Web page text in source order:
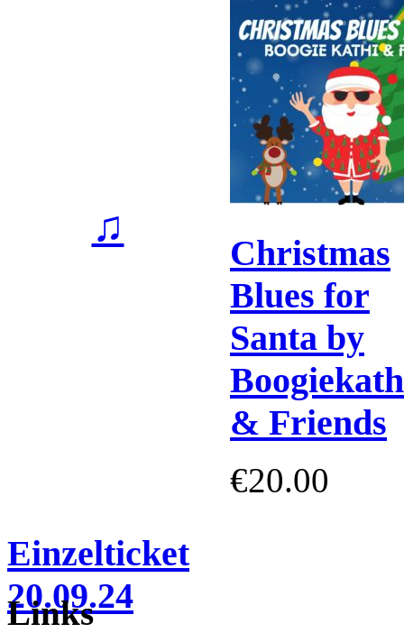
♫
Einzelticket
20.09.24
Christmas
Blues for
Santa by
& Friends
€20.00
Links